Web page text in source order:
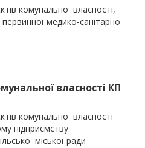
комунальної власності,
медико-санітарної
власності КП
комунальної власності
підприємству
міської ради